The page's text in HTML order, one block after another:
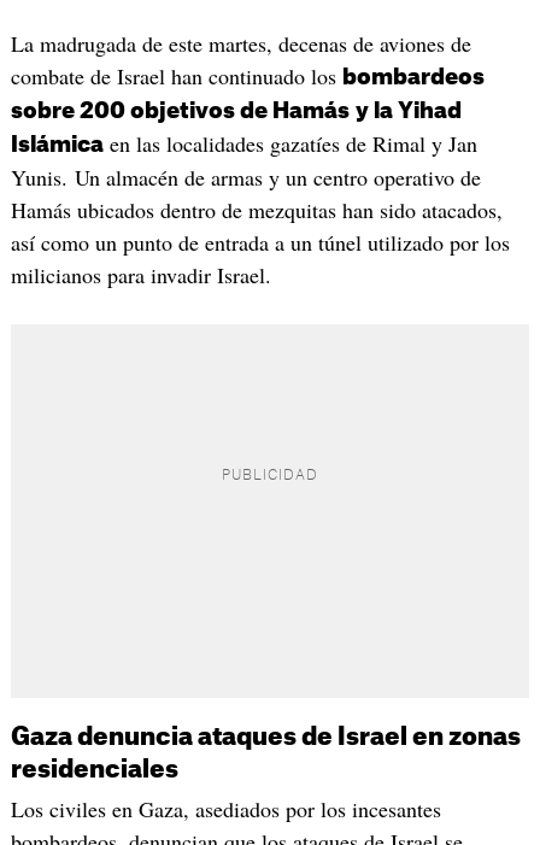
La madrugada de este martes, decenas de aviones de
combate de Israel han continuado los bombardeos
sobre 200 objetivos de Hamás y la Yihad
Islámicaen las localidades gazatíes de Rimal y Jan
Yunis. Un almacén de armas y un centro operativo de
Hamás ubicados dentro de mezquitas han sido atacados,
así como un punto de entrada a un túnel utilizado por los
milicianos para invadir Israel.
Gaza denuncia ataques de Israel en zonas
residenciales
Los civiles en Gaza, asediados por los incesantes